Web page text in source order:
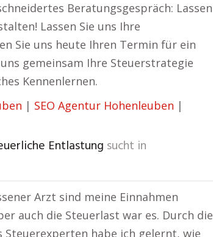
Beratungsgespräch: Lassen
Lassen Sie uns Ihre
Sie uns heute Ihren Termin für ein
gemeinsam Ihre Steuerstrategie
Kennenlernen.
| SEO Agentur Hohenleuben |
Entlastung sucht in
Arzt sind meine Einnahmen
auch die Steuerlast war es. Durch die
Steuerexperten habe ich gelernt, wie